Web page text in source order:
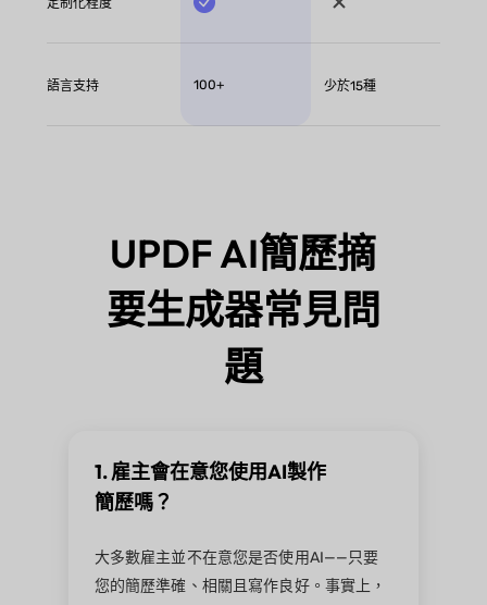
定制化程度
語言支持 100+ 少於15種
UPDF AI簡歷摘
要生成器常見問
題
1. 雇主會在意您使用AI製作
簡歷嗎？
大多數雇主並不在意您是否使用AI——只要
您的簡歷準確、相關且寫作良好。事實上，